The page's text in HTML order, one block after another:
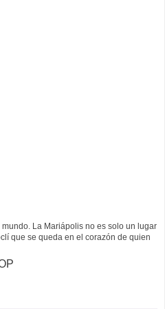
La Mariápolis no es solo un lugar
que se queda en el corazón de quien
Un lugar donde el sonido de las olas
puede llegar ligero y partir lleno de
de sencillez y arte: música que se